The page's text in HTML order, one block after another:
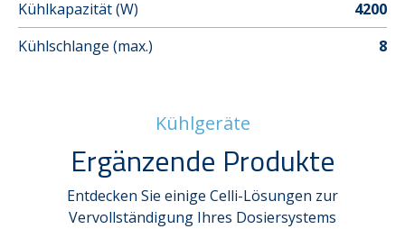
Kühlkapazität (W)
4200
Kühlschlange (max.)
8
Kühlgeräte
Ergänzende Produkte
Entdecken Sie einige Celli-Lösungen zur
Vervollständigung Ihres Dosiersystems